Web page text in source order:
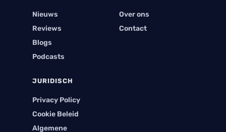
Nieuws
Reviews
Blogs
Podcasts
Over ons
Contact
JURIDISCH
Privacy Policy
Cookie Beleid
Algemene